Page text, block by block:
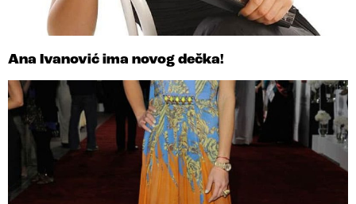
Ana Ivanović ima novog dečka!